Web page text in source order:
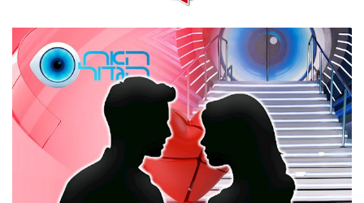
מדדים
ומחקרים
דעות
רכילות
עסקית